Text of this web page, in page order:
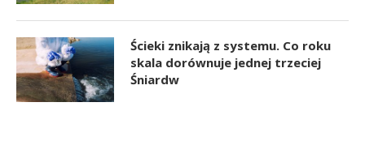
Ścieki znikają z systemu. Co roku
skala dorównuje jednej trzeciej
Śniardw